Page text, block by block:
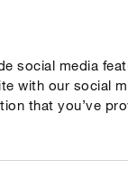
social media
with our social
that you’ve
Qui sommes-